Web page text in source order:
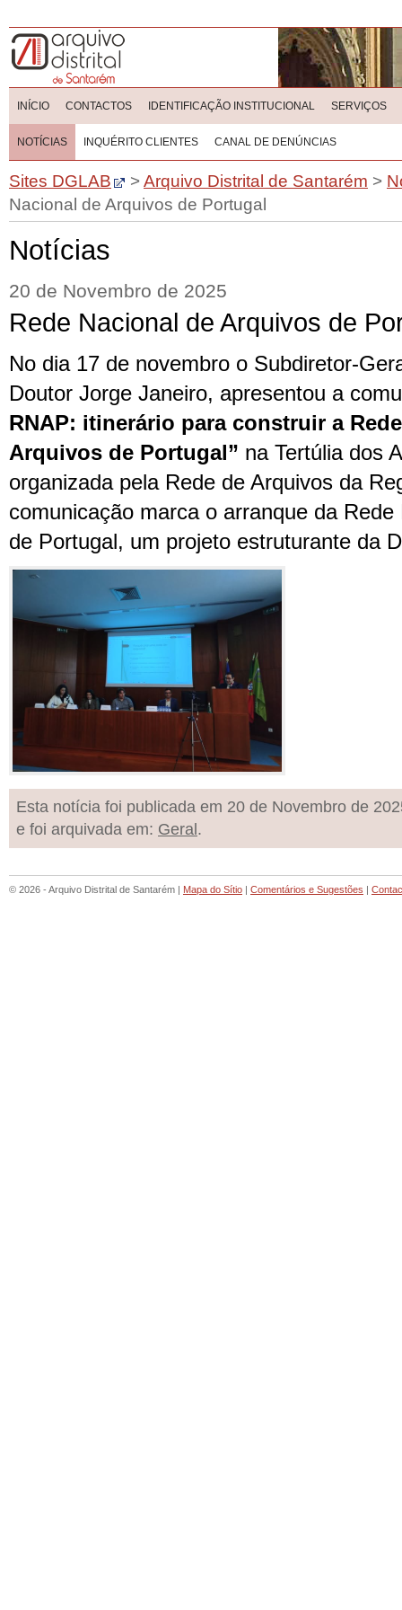
INÍCIO CONTACTOS IDENTIFICAÇÃO INSTITUCIONAL SERVIÇOS
NOTÍCIAS INQUÉRITO CLIENTES CANAL DE DENÚNCIAS
Sites DGLAB >Arquivo Distrital de Santarém >
Nacional de Arquivos de Portugal
Notícias
20 de Novembro de 2025
Rede Nacional de Arquivos de
No dia 17 de novembro o Subdiretor-
Doutor Jorge Janeiro, apresentou a
RNAP: itinerário para construir a
Arquivos de Portugal” na Tertúlia dos
organizada pela Rede de Arquivos da
comunicação marca o arranque da
de Portugal, um projeto estruturante da
Esta notícia foi publicada em 20 de Novembro de
e foi arquivada em: Geral .
© 2026 - Arquivo Distrital de Santarém | Mapa do Sítio | Comentários e Sugestões |